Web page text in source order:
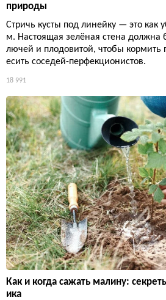
природы
Стричь кусты под линейку — это как
м. Настоящая зелёная стена должна
лючей и плодовитой, чтобы кормить
есить соседей-перфекционистов.
18 991
Как и когда сажать малину:
ика